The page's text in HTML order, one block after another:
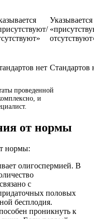
Указывается
нет Стандартов
проведенной
и
от нормы
нормы:
олигоспермией. В
с
половых
бесплодия.
проникнуть к